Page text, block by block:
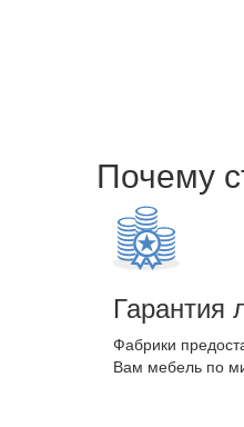
Почему
Гарантия
Фабрики
Вам мебель по